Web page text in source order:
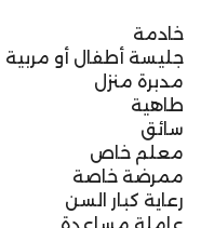
خادمة
جليسة أطفال أو مربية
مدبرة منزل
طاهية
سائق
معلم خاص
ممرضة خاصة
رعاية كبار السن